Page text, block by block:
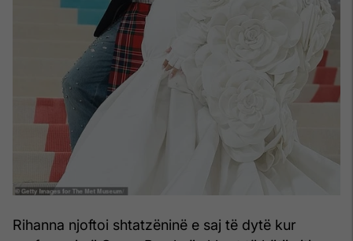
Rihanna njoftoi shtatzëninë e saj të dytë kur